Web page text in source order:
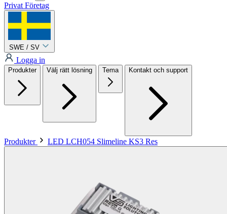
Privat Företag
SWE / SV
Logga in
Produkter Välj rätt lösning Tema Kontakt och support
Produkter LED LCH054 Slimeline KS3 Res